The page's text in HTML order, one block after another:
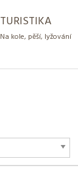
TURISTIKA
Na kole, pěší, lyžování